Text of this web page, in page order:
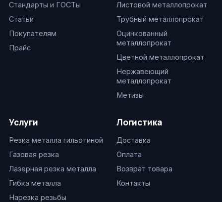
Стандарты и ГОСТы
Статьи
Покупателям
Прайс
Листовой металлопрокат
Трубный металлопрокат
Оцинкованный
металлопрокат
Цветной металлопрокат
Нержавеющий
металлопрокат
Метизы
Услуги
Резка металла гильотиной
Газовая резка
Лазерная резка металла
Гибка металла
Нарезка резьбы
Логистика
Доставка
Оплата
Возврат товара
Контакты